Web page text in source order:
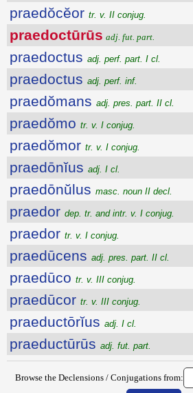
praedŏcĕor tr. v. II conjug.
praedoctūrūs adj. fut. part.
praedoctus adj. perf. part. I cl.
praedoctus adj. perf. inf.
praedŏmans adj. pres. part. II cl.
praedŏmo tr. v. I conjug.
praedŏmor tr. v. I conjug.
praedōnĭus adj. I cl.
praedōnŭlus masc. noun II decl.
praedor dep. tr. and intr. v. I conjug.
praedor tr. v. I conjug.
praedūcens adj. pres. part. II cl.
praedūco tr. v. III conjug.
praedūcor tr. v. III conjug.
praeductōrĭus adj. I cl.
praeductūrūs adj. fut. part.
Browse the Declensions / Conjugations from: